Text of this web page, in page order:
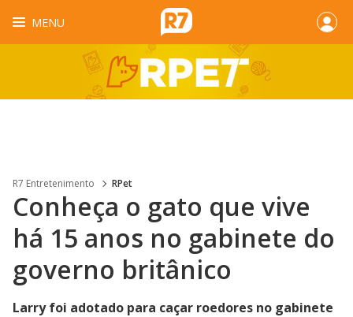
MENU
R7 Entretenimento RPet
Conheça o gato que vive
há 15 anos no gabinete do
governo britânico
Larry foi adotado para caçar roedores no gabinete